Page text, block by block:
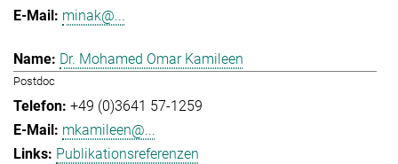
minak@...
Dr. Mohamed Omar Kamileen
Postdoc
+49 (0)3641 57-1259
mkamileen@...
Publikationsreferenzen